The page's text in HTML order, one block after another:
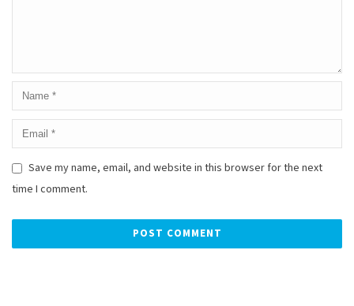
Save my name, email, and website in this browser for the next
time I comment.